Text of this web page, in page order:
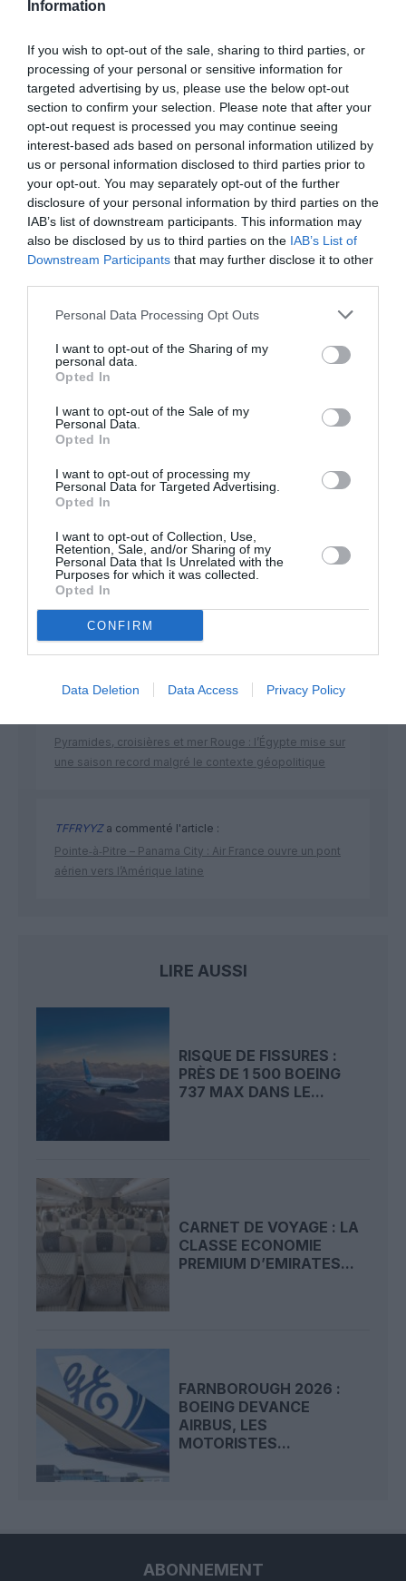
Information
If you wish to opt-out of the sale, sharing to third parties, or
processing of your personal or sensitive information for
targeted advertising by us, please use the below opt-out
section to confirm your selection. Please note that after your
opt-out request is processed you may continue seeing
interest-based ads based on personal information utilized by
us or personal information disclosed to third parties prior to
your opt-out. You may separately opt-out of the further
disclosure of your personal information by third parties on the
IAB’s list of downstream participants. This information may
also be disclosed by us to third parties on the IAB’s List of
Downstream Participants that may further disclose it to other
Personal Data Processing Opt Outs
I want to opt-out of the Sharing of my
personal data.
Opted In
I want to opt-out of the Sale of my
Personal Data.
Opted In
I want to opt-out of processing my
Personal Data for Targeted Advertising.
Opted In
I want to opt-out of Collection, Use,
Retention, Sale, and/or Sharing of my
Personal Data that Is Unrelated with the
Purposes for which it was collected.
Opted In
CONFIRM
Data Deletion Data Access Privacy Policy
surtout le moment qu’il crée. Il faut donc multiplier le
poids du passager par la distance en mètres du CG.
Ce qui peut créer des différences suffisamment
grandes pour avoir un impact sur différents
paramètres ayant trait à la sécurité du vol (vitesse
de décrochage, etc…)
RÉPONDRE
LAISSER UN COMMENTAIRE
Soutenez Air Journal participez
à son
DERNIERS COMMENTAIRES
Pyramides, croisières et mer Rouge : l’Égypte mise sur
une saison record malgré le contexte géopolitique
TFFRYYZa commenté l'article :
Pointe‑à‑Pitre – Panama City : Air France ouvre un pont
aérien vers l’Amérique latine
LIRE AUSSI
RISQUE DE FISSURES :
PRÈS DE 1 500 BOEING
737 MAX DANS LE...
CARNET DE VOYAGE : LA
CLASSE ECONOMIE
PREMIUM D’EMIRATES...
FARNBOROUGH 2026 :
BOEING DEVANCE
AIRBUS, LES
MOTORISTES...
ABONNEMENT